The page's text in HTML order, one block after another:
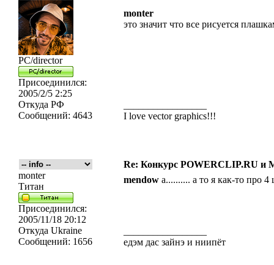
PC/director
Присоединился:
2005/2/5 2:25
Откуда РФ
Сообщений: 4643
monter
это значит что все рисуется
I love vector graphics!!!
Re: Конкурс POWERCLIP.RU и
monter
Титан
Присоединился:
2005/11/18 20:12
Откуда Ukraine
Сообщений: 1656
mendow а.......... а то я как-то про
едэм дас зайнэ и ниипёт